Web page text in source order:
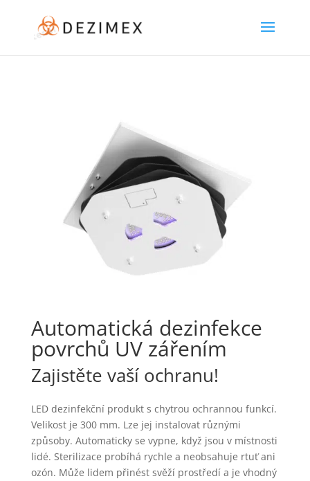
Automatická dezinfekce
povrchů UV zářením
Zajistěte vaší ochranu!
LED dezinfekční produkt s chytrou ochrannou funkcí.
Velikost je 300 mm. Lze jej instalovat různými
způsoby. Automaticky se vypne, když jsou v místnosti
lidé. Sterilizace probíhá rychle a neobsahuje rtuť ani
ozón. Může lidem přinést svěží prostředí a je vhodný